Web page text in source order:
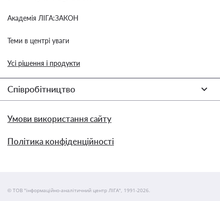
Академія ЛІГА:ЗАКОН
Теми в центрі уваги
Усі рішення і продукти
Співробітництво
Умови використання сайту
Політика конфіденційності
© ТОВ "інформаційно-аналітичний центр ЛІГА", 1991-2026.